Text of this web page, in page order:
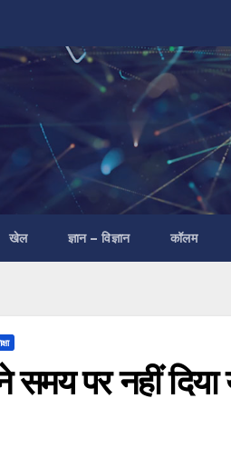
खेल ज्ञान – विज्ञान कॉलम
समय पर नहीं